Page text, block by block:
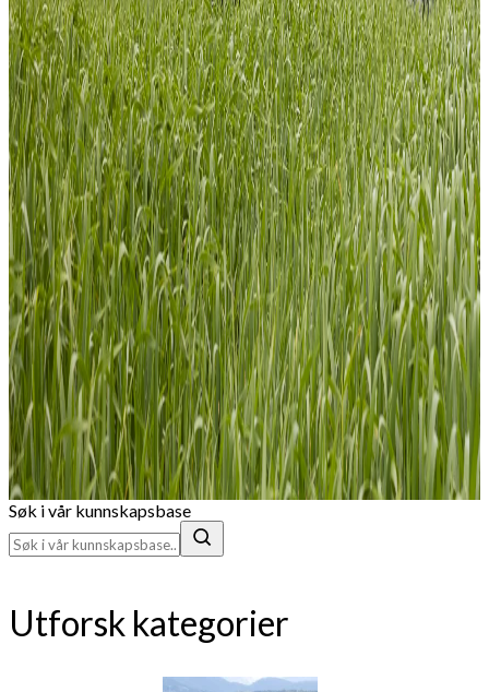
Søk i vår kunnskapsbase
Utforsk kategorier